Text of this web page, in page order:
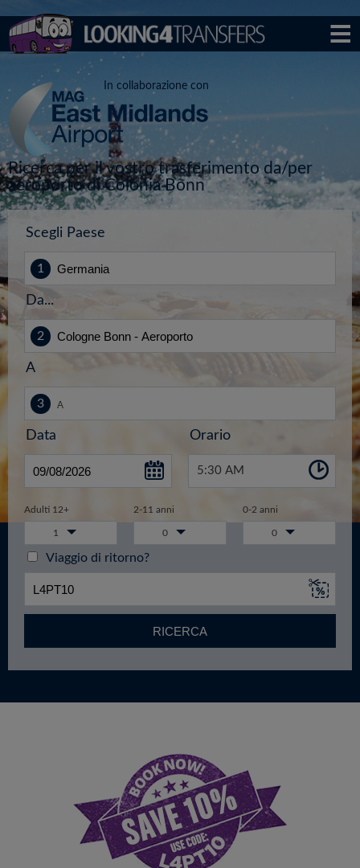
In collaborazione con
Ricerca per il vostro trasferimento da/per
aeroporto di Colonia Bonn
Scegli Paese
Da...
A
Data Orario
5:30 AM
Adulti 12+ 2-11 anni 0-2 anni
1 0 0
Viaggio di ritorno?
RICERCA